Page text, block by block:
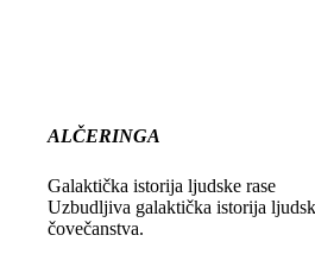
ALČERINGA
Galaktička istorija ljudske rase
Uzbudljiva galaktička istorija
čovečanstva.